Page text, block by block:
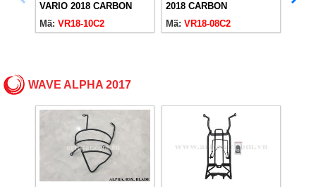
VARIO 2018 CARBON
Mã: VR18-10C2
2018 CARBON
Mã: VR18-08C2
WAVE ALPHA 2017